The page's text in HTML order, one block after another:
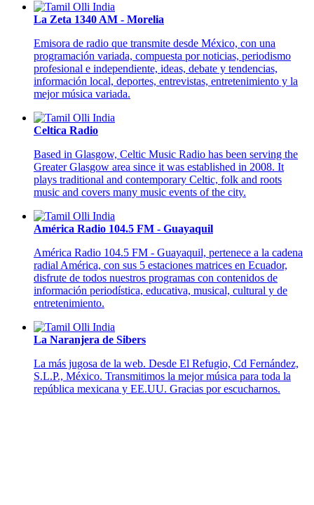
La Zeta 1340 AM - Morelia
Emisora de radio que transmite desde México, con una
programación variada, compuesta por noticias, periodismo
profesional e independiente, ideas, debate y tendencias,
información local, deportes, entrevistas, entretenimiento y la
mejor música variada.
Celtica Radio
Based in Glasgow, Celtic Music Radio has been serving the
Greater Glasgow area since it was established in 2008. It
plays traditional and contemporary Celtic, folk and roots
music and covers many music events of the city.
América Radio 104.5 FM - Guayaquil
América Radio 104.5 FM - Guayaquil, pertenece a la cadena
radial América, con sus 5 estaciones matrices en Ecuador,
disfrute de todos nuestros programas con contenidos de
información periodística, educativa, musical, cultural y de
entretenimiento.
La Naranjera de Sibers
La más jugosa de la web. Desde El Refugio, Cd Fernández,
S.L.P., México. Transmitimos la mejor música para toda la
república mexicana y EE.UU. Gracias por escucharnos.